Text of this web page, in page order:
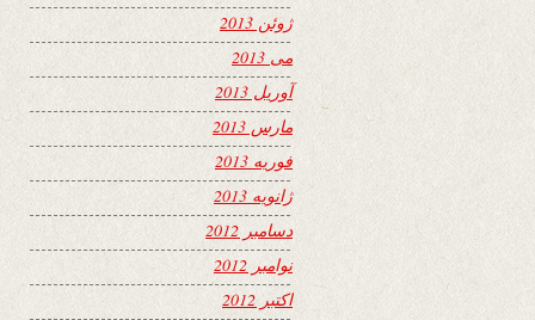
ژوئن 2013
می 2013
آوریل 2013
مارس 2013
فوریه 2013
ژانویه 2013
دسامبر 2012
نوامبر 2012
اکتبر 2012